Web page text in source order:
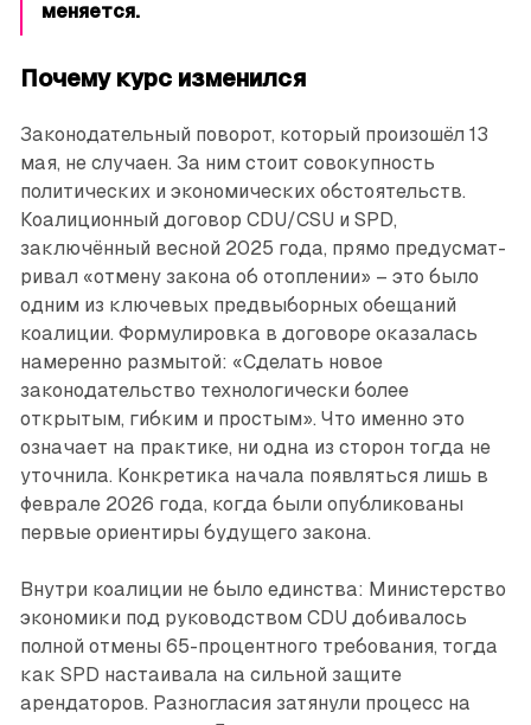
меняется.
Почему курс изменился
Законодательный поворот, который произошёл 13
мая, не случаен. За ним стоит совокупность
политических и экономических обстоятельств.
Коалиционный договор CDU/CSU и SPD,
заключённый весной 2025 года, прямо предусмат­
ривал «отмену закона об отоплении» – это было
одним из ключевых предвыборных обещаний
коалиции. Формулировка в договоре оказалась
намеренно размытой: «Сделать новое
законодательство технологически более
открытым, гибким и простым». Что именно это
означает на практике, ни одна из сторон тогда не
уточнила. Конкретика начала появляться лишь в
феврале 2026 года, когда были опубликованы
первые ориентиры будущего закона.
Внутри коалиции не было единства: Министерство
экономики под руководством CDU добивалось
полной отмены 65-процентного требования, тогда
как SPD настаивала на сильной защите
арендаторов. Разногласия затянули процесс на